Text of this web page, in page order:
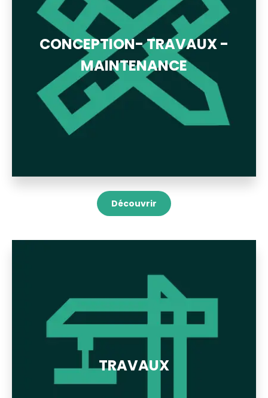
CONCEPTION- TRAVAUX -
MAINTENANCE
Découvrir
TRAVAUX